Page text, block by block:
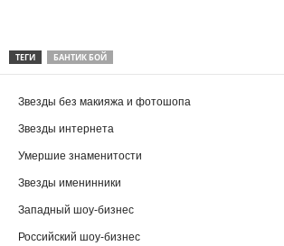
ТЕГИ БАНТИК БОЙ
Звезды без макияжа и фотошопа
Звезды интернета
Умершие знаменитости
Звезды именинники
Западный шоу-бизнес
Российский шоу-бизнес